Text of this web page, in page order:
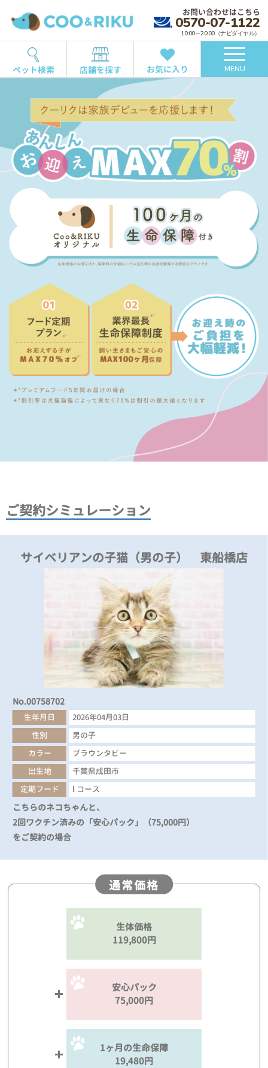
お問い合わせはこちら
0570-07-1122
10:00～20:00（ナビダイヤル）
ペット検索 店舗を探す お気に入り MENU
ご契約シミュレーション
サイベリアンの子猫（男の子） 東船橋店
No.00758702
生年月日
2026年04月03日
性別
男の子
カラー
ブラウンタビー
出生地
千葉県成田市
定期フード
l コース
こちらのネコちゃんと、
2回ワクチン済みの「安心パック」（75,000円）
をご契約の場合
通常価格
生体価格
119,800円
安心パック
75,000円
1ヶ月の生命保障
19,480円